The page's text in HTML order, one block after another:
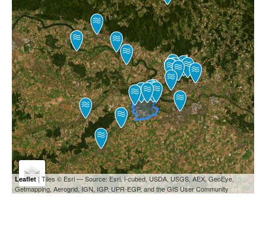
Leaflet| Tiles © Esri — Source: Esri, i-cubed, USDA, USGS, AEX, GeoEye,
Getmapping, Aerogrid, IGN, IGP, UPR-EGP, and the GIS User Community